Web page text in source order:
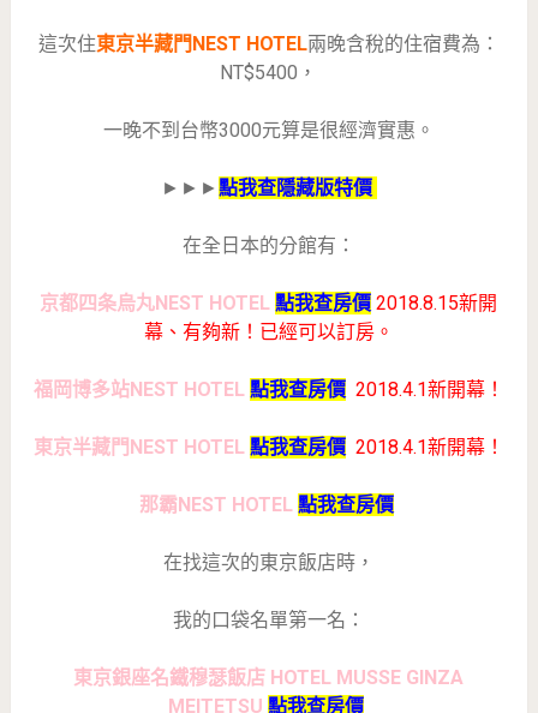
這次住東京半藏門NEST HOTEL兩晚含稅的住宿費為：
NT$5400，
一晚不到台幣3000元算是很經濟實惠。
►►► 點我查隱藏版特價
在全日本的分館有：
京都四条烏丸NEST HOTEL 點我查房價 2018.8.15新開
幕、有夠新！已經可以訂房。
福岡博多站NEST HOTEL 點我查房價 2018.4.1新開幕！
東京半藏門NEST HOTEL 點我查房價 2018.4.1新開幕！
那霸NEST HOTEL 點我查房價
在找這次的東京飯店時，
我的口袋名單第一名：
東京銀座名鐵穆瑟飯店 HOTEL MUSSE GINZA
MEITETSU 點我查房價